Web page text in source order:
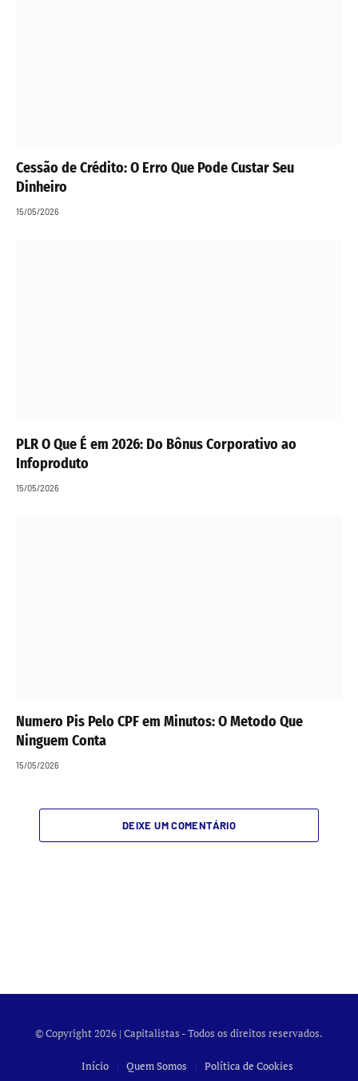
Cessão de Crédito: O Erro Que Pode Custar Seu
Dinheiro
15/05/2026
PLR O Que É em 2026: Do Bônus Corporativo ao
Infoproduto
15/05/2026
Numero Pis Pelo CPF em Minutos: O Metodo Que
Ninguem Conta
15/05/2026
DEIXE UM COMENTÁRIO
© Copyright 2026 | Capitalistas - Todos os direitos reservados.
Início Quem Somos
Política de Cookies